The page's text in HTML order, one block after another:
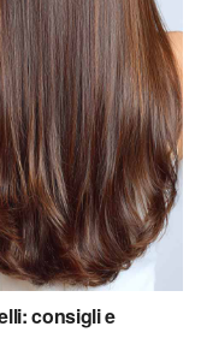
consigli e